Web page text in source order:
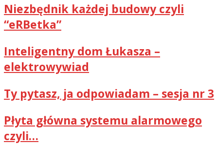
Niezbędnik każdej budowy czyli
“eRBetka”
Inteligentny dom Łukasza –
elektrowywiad
Ty pytasz, ja odpowiadam – sesja nr 3
Płyta główna systemu alarmowego
czyli…